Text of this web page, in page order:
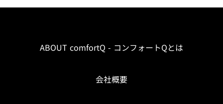
ABOUT comfortQ - コンフォートQとは
会社概要